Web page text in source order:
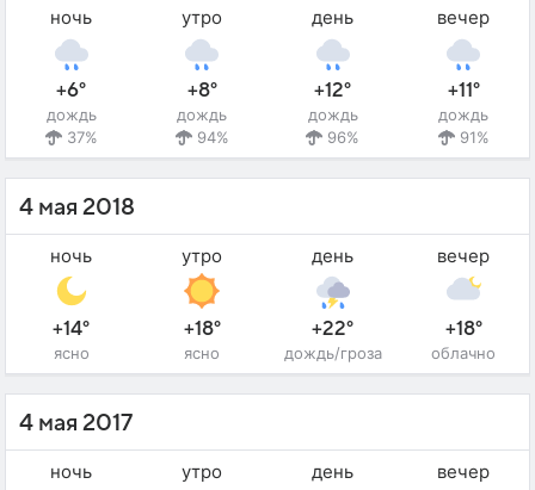
ночь
+6°
дождь
37%
утро
+8°
дождь
94%
день
+12°
дождь
96%
вечер
+11°
дождь
91%
4 мая 2018
ночь
+14°
ясно
утро
+18°
ясно
день
+22°
дождь/гроза
вечер
+18°
облачно
4 мая 2017
ночь утро день вечер